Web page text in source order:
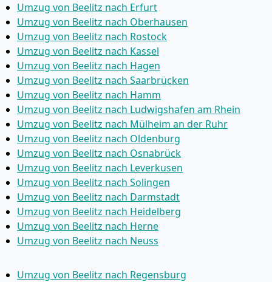
Umzug von Beelitz nach Erfurt
Umzug von Beelitz nach Oberhausen
Umzug von Beelitz nach Rostock
Umzug von Beelitz nach Kassel
Umzug von Beelitz nach Hagen
Umzug von Beelitz nach Saarbrücken
Umzug von Beelitz nach Hamm
Umzug von Beelitz nach Ludwigshafen am Rhein
Umzug von Beelitz nach Mülheim an der Ruhr
Umzug von Beelitz nach Oldenburg
Umzug von Beelitz nach Osnabrück
Umzug von Beelitz nach Leverkusen
Umzug von Beelitz nach Solingen
Umzug von Beelitz nach Darmstadt
Umzug von Beelitz nach Heidelberg
Umzug von Beelitz nach Herne
Umzug von Beelitz nach Neuss
Umzug von Beelitz nach Regensburg